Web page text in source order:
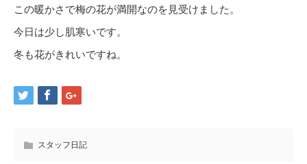
この暖かさで梅の花が満開なのを見受けました。
今日は少し肌寒いです。
冬も花がきれいですね。
スタッフ日記